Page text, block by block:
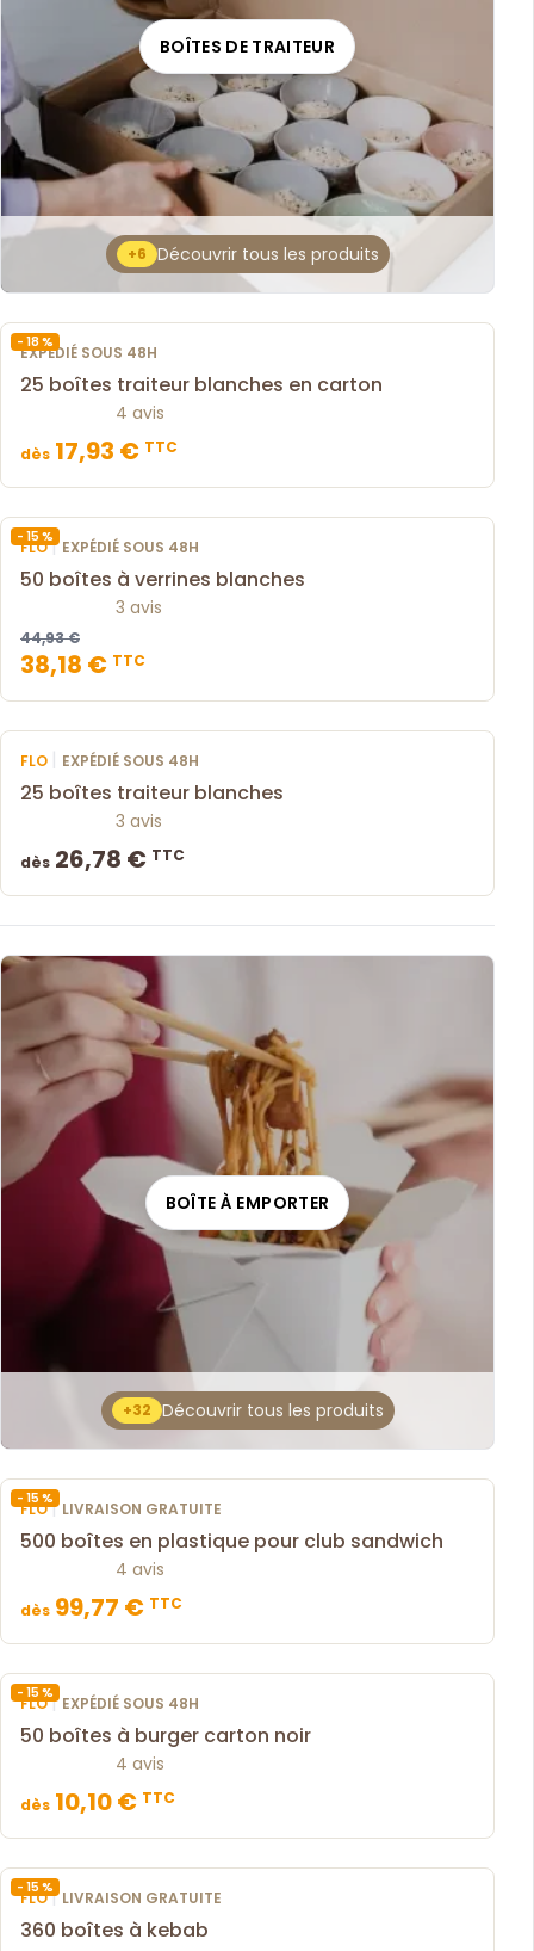
BOÎTES DE TRAITEUR
+6 Découvrir tous les produits
- 18 %
EXPÉDIÉ SOUS 48H
25 boîtes traiteur blanches en carton
4 avis
dès 17,93 € TTC
- 15 %
FLO| EXPÉDIÉ SOUS 48H
50 boîtes à verrines blanches
3 avis
44,93 €
38,18 € TTC
FLO | EXPÉDIÉ SOUS 48H
25 boîtes traiteur blanches
3 avis
dès 26,78 € TTC
BOÎTE À EMPORTER
+32 Découvrir tous les produits
- 15 %
FLO| LIVRAISON GRATUITE
500 boîtes en plastique pour club sandwich
4 avis
dès 99,77 € TTC
- 15 %
FLO| EXPÉDIÉ SOUS 48H
50 boîtes à burger carton noir
4 avis
dès 10,10 € TTC
- 15 %
FLO| LIVRAISON GRATUITE
360 boîtes à kebab